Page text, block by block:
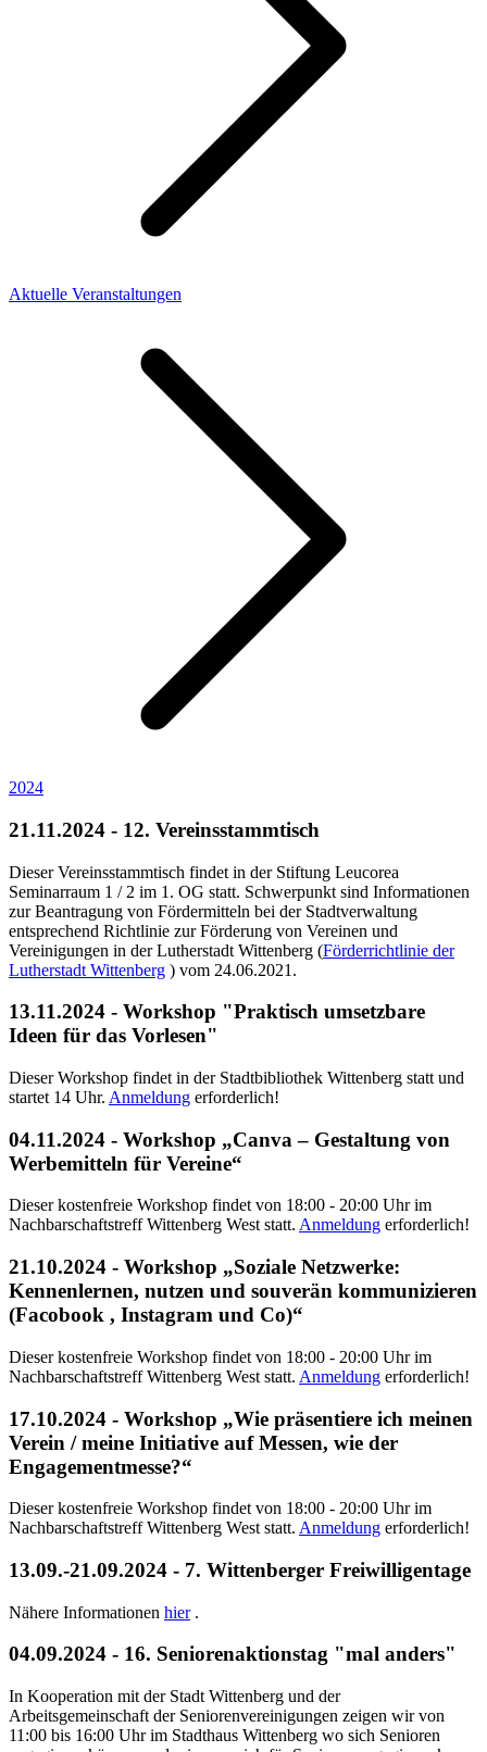
Aktuelle Veranstaltungen
2024
21.11.2024 - 12. Vereinsstammtisch
Dieser Vereinsstammtisch findet in der Stiftung Leucorea
Seminarraum 1 / 2 im 1. OG statt. Schwerpunkt sind Informationen
zur Beantragung von Fördermitteln bei der Stadtverwaltung
entsprechend Richtlinie zur Förderung von Vereinen und
Vereinigungen in der Lutherstadt Wittenberg (Förderrichtlinie der
Lutherstadt Wittenberg ) vom 24.06.2021.
13.11.2024 - Workshop "Praktisch umsetzbare
Ideen für das Vorlesen"
Dieser Workshop findet in der Stadtbibliothek Wittenberg statt und
startet 14 Uhr. Anmeldung erforderlich!
04.11.2024 - Workshop „Canva – Gestaltung von
Werbemitteln für Vereine“
Dieser kostenfreie Workshop findet von 18:00 - 20:00 Uhr im
Nachbarschaftstreff Wittenberg West statt. Anmeldung erforderlich!
21.10.2024 - Workshop „Soziale Netzwerke:
Kennenlernen, nutzen und souverän kommunizieren
(Facobook , Instagram und Co)“
Dieser kostenfreie Workshop findet von 18:00 - 20:00 Uhr im
Nachbarschaftstreff Wittenberg West statt. Anmeldung erforderlich!
17.10.2024 - Workshop „Wie präsentiere ich meinen
Verein / meine Initiative auf Messen, wie der
Engagementmesse?“
Dieser kostenfreie Workshop findet von 18:00 - 20:00 Uhr im
Nachbarschaftstreff Wittenberg West statt. Anmeldung erforderlich!
13.09.-21.09.2024 - 7. Wittenberger Freiwilligentage
Nähere Informationen hier.
04.09.2024 - 16. Seniorenaktionstag "mal anders"
In Kooperation mit der Stadt Wittenberg und der
Arbeitsgemeinschaft der Seniorenvereinigungen zeigen wir von
11:00 bis 16:00 Uhr im Stadthaus Wittenberg wo sich Senioren